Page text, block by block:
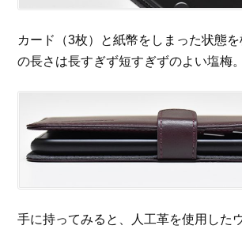
カード（3枚）と紙幣をしまった状態
の長さは長すぎず短すぎずのよい塩梅。
手に持ってみると、人工革を使用した